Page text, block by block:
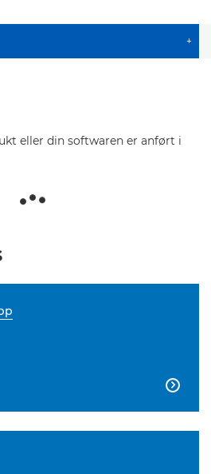
+
eller din softwaren er anført i
